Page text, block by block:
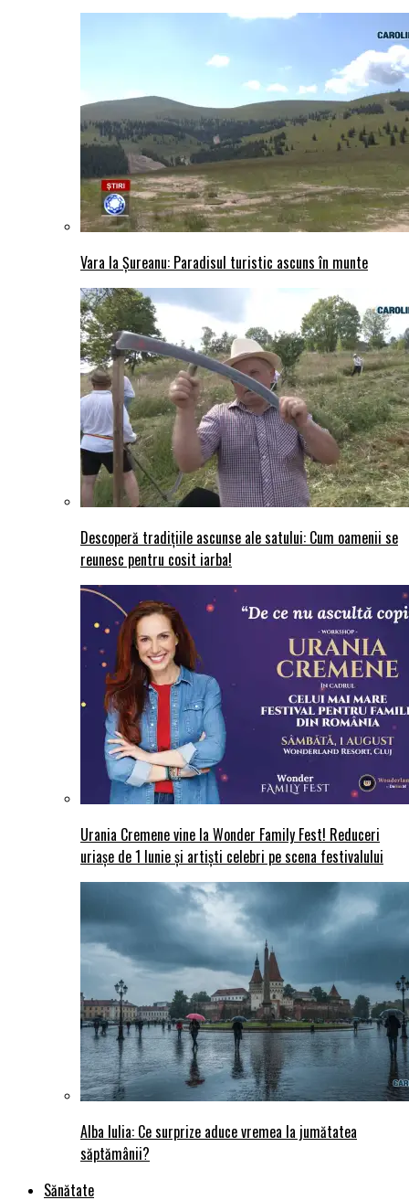
Vara la Șureanu: Paradisul turistic ascuns în munte
Descoperă tradițiile ascunse ale satului: Cum oamenii se
reunesc pentru cosit iarba!
Urania Cremene vine la Wonder Family Fest! Reduceri
uriașe de 1 Iunie și artiști celebri pe scena festivalului
Alba Iulia: Ce surprize aduce vremea la jumătatea
săptămânii?
Sănătate